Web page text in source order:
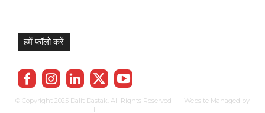
हमें फॉलो करें
© Copyright 2025 Dalit Dastak. All Rights Reserved | Website Managed by
|